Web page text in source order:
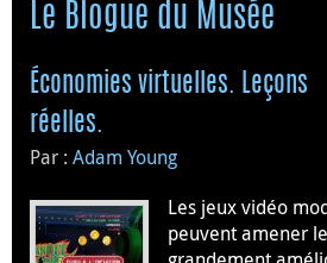
Le Blogue du Musée
Économies virtuelles. Leçons
réelles.
Par : Adam Young
Les jeux vidéo
peuvent amener